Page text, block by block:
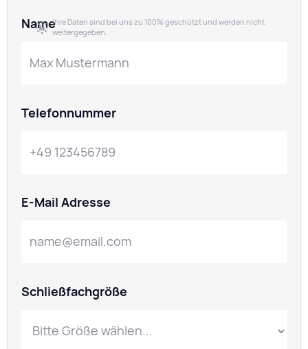
Name
Telefonnummer
E-Mail Adresse
Schließfachgröße
Ihre Daten sind bei uns zu 100% geschützt und werden nicht
weitergegeben.